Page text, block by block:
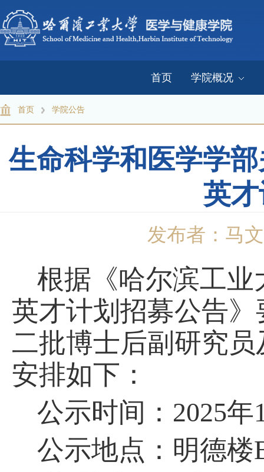
首页 学院概况
首页 学院公告
生命科学和医学学
英
发布者：马
根据《哈尔滨工业
英才计划招募公告
二批博士后副研究
安排如下：
公示时间： 2025年
公示地点：明德楼